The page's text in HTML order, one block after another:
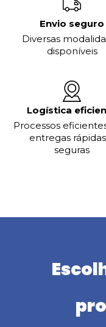
Envio seguro
Diversas
disponíveis
Logística
Processos
entregas
seguras